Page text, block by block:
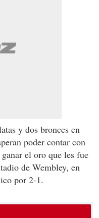
y dos bronces en
poder contar con
el oro que les fue
de Wembley, en
por 2-1.